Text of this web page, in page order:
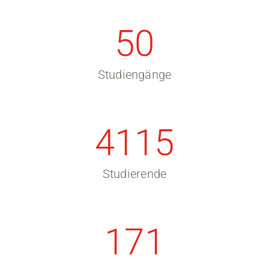
50
Studiengänge
4115
Studierende
171